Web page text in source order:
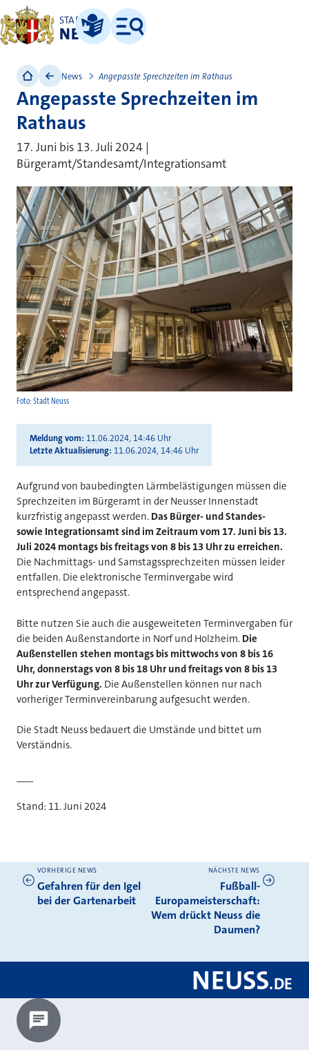
STADT
NEUSS
Leichte Sprache
Menü
Foto: Stadt Neuss
News Angepasste Sprechzeiten im Rathaus
Angepasste Sprechzeiten im
Rathaus
17. Juni bis 13. Juli 2024 |
Bürgeramt/Standesamt/Integrationsamt
Meldung vom 11.06.2024, 14:46 Uhr
Letzte Aktualisierung 11.06.2024, 14:46 Uhr
Aufgrund von baubedingten Lärmbelästigungen müssen die
Sprechzeiten im Bürgeramt in der Neusser Innenstadt
kurzfristig angepasst werden. Das Bürger- und Standes-
sowie Integrationsamt sind im Zeitraum vom 17. Juni bis 13.
Juli 2024 montags bis freitags von 8 bis 13 Uhr zu erreichen.
Die Nachmittags- und Samstagssprechzeiten müssen leider
entfallen. Die elektronische Terminvergabe wird
entsprechend angepasst.
Bitte nutzen Sie auch die ausgeweiteten Terminvergaben für
die beiden Außenstandorte in Norf und Holzheim. Die
Außenstellen stehen montags bis mittwochs von 8 bis 16
Uhr, donnerstags von 8 bis 18 Uhr und freitags von 8 bis 13
Uhr zur Verfügung. Die Außenstellen können nur nach
vorheriger Terminvereinbarung aufgesucht werden.
Die Stadt Neuss bedauert die Umstände und bittet um
Verständnis.
Stand: 11. Juni 2024
Weitere News
VORHERIGE NEWS
Gefahren für den Igel
bei der Gartenarbeit
NÄCHSTE NEWS
Fußball-
Europameisterschaft:
Wem drückt Neuss die
Daumen?
NEUSS.DE
Chatbot laden?